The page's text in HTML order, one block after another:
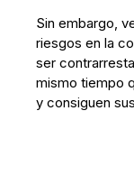
Sin embargo,
riesgos en la
ser
mismo tiempo
y consiguen